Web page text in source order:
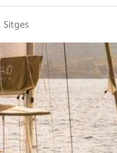
Sitges